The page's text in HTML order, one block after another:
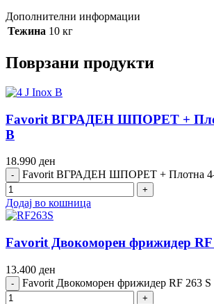
Дополнителни информации
Тежина 10 кг
Поврзани продукти
Favorit ВГРАДЕН ШПОРЕТ +
B
18.990 ден
Favorit ВГРАДЕН ШПОРЕТ + Плотна
Додај во кошница
Favorit Двокоморен фрижидер RF
13.400 ден
Favorit Двокоморен фрижидер RF 263 S